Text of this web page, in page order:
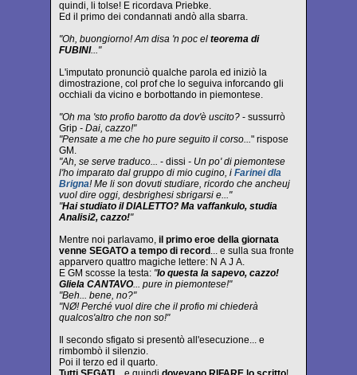
quindi, li tolse! E ricordava Priebke.
Ed il primo dei condannati andò alla sbarra.
"Oh, buongiorno! Am disa 'n poc el teorema di
FUBINI..."
L'imputato pronunciò qualche parola ed iniziò la
dimostrazione, col prof che lo seguiva inforcando gli
occhiali da vicino e borbottando in piemontese.
"Oh ma 'sto profio barotto da dov'è uscito? - sussurrò
Grip - Dai, cazzo!"
"Pensate a me che ho pure seguito il corso..." rispose
GM.
"Ah, se serve traduco... - dissi - Un po' di piemontese
l'ho imparato dal gruppo di mio cugino, i Farinei dla
Brigna! Me li son dovuti studiare, ricordo che ancheuj
vuol dire oggi, desbrighesi sbrigarsi e..."
"Hai studiato il DIALETTO? Ma vaffankulo, studia
Analisi2, cazzo!"
Mentre noi parlavamo, il primo eroe della giornata
venne SEGATO a tempo di record ... e sulla sua fronte
apparvero quattro magiche lettere: N A J A.
E GM scosse la testa: "Io questa la sapevo, cazzo!
Gliela CANTAVO... pure in piemontese!"
"Beh... bene, no?"
"NØ! Perché vuol dire che il profio mi chiederà
qualcos'altro che non so!"
Il secondo sfigato si presentò all'esecuzione... e
rimbombò il silenzio.
Poi il terzo ed il quarto.